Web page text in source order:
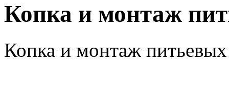
Копка и монтаж
Копка и монтаж питьевых